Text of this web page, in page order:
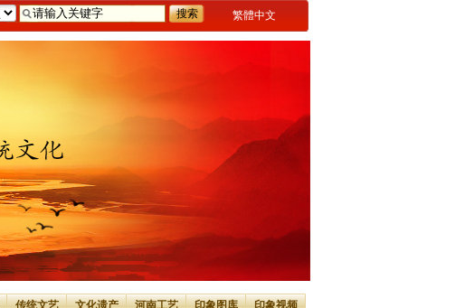
繁體中文
传统文艺 文化遗产 河南工艺 印象图库 印象视频